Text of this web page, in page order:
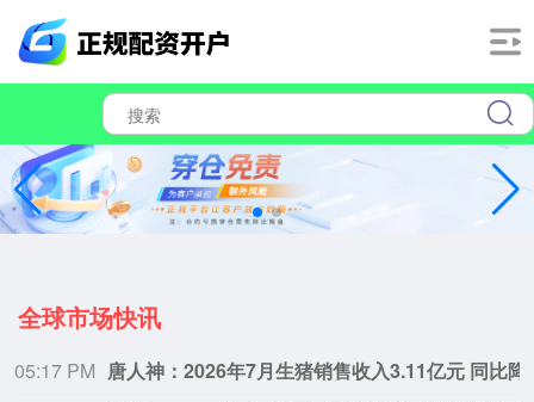
全球市场快讯
05:17 PM